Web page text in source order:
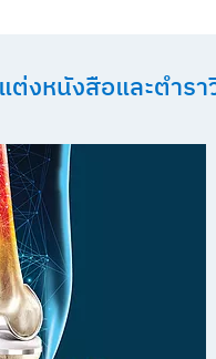
ต่งหนังสือและตำรา